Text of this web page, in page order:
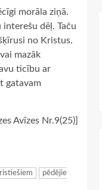
morāla ziņā.
dēļ. Taču
no Kristus.
mazāk
ticību ar
gatavam
Avīzes Nr.9(25)]
pēdējie